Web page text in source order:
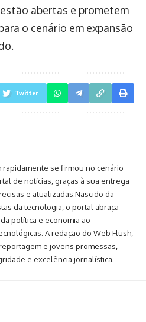
abertas e prometem
o cenário em expansão
Twitter
rapidamente se firmou no cenário
de notícias, graças à sua entrega
e atualizadas.Nascido da
da tecnologia, o portal abraça
política e economia ao
A redação do Web Flush,
e jovens promessas,
e excelência jornalística.